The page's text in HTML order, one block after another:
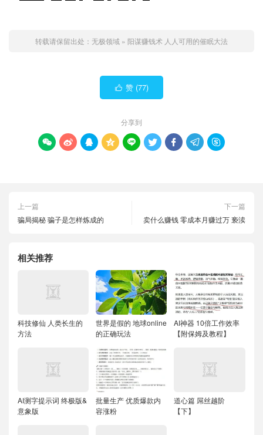
转载请保留出处： 无极领域 » 阳谋赚钱术 人人可用的催眠大法
 赞 (77)
分享到
        
上一篇
骗局揭秘 骗子是怎样炼成的
下一篇
卖什么赚钱 零成本月赚过万 亵渎
相关推荐
科技修仙 人类长生的
方法
世界是假的 地球online
的正确玩法
AI神器 10倍工作效率
【附保姆及教程】
AI测字提示词 终极版&
意象版
批量生产 优质爆款内
容涨粉
道心篇 屌丝越阶
【下】